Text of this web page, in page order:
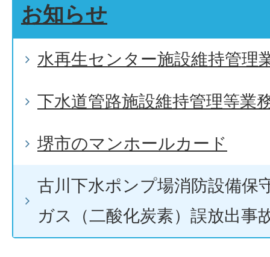
お知らせ
水再生センター施設維持管理
下水道管路施設維持管理等業
堺市のマンホールカード
古川下水ポンプ場消防設備保
ガス（二酸化炭素）誤放出事